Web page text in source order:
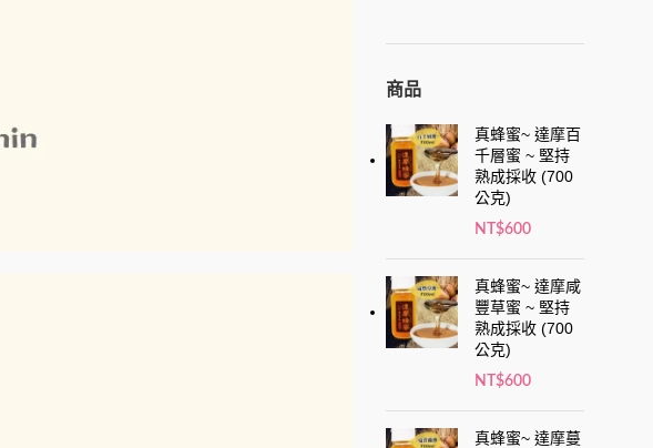
商品
真蜂蜜~ 達摩百
千層蜜 ~ 堅持
熟成採收 (700
公克)
NT$600
真蜂蜜~ 達摩咸
豐草蜜 ~ 堅持
熟成採收 (700
公克)
NT$600
真蜂蜜~ 達摩蔓